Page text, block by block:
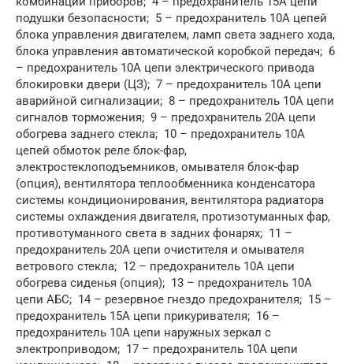
подушки безопасности; 5 – предохранитель 10А цепей
блока управления двигателем, ламп света заднего хода,
блока управления автоматической коробкой передач; 6
– предохранитель 10А цепи электрического привода
блокировки двери (ЦЗ); 7 – предохранитель 10А цепи
аварийной сигнализации; 8 – предохранитель 10А цепи
сигналов торможения; 9 – предохранитель 20А цепи
обогрева заднего стекла; 10 – предохранитель 10А
цепей обмоток реле блок-фар,
электростеклоподъемников, омывателя блок-фар
(опция), вентилятора теплообменника конденсатора
системы кондиционирования, вентилятора радиатора
системы охлаждения двигателя, протизотуманных фар,
противотуманного света в задних фонарях; 11 –
предохранитель 20А цепи очистителя и омывателя
ветрового стекла; 12 – предохранитель 10А цепи
обогрева сиденья (опция); 13 – предохранитель 10А
цепи АБС; 14 – резервное гнездо предохранителя; 15 –
предохранитель 15А цепи прикуривателя; 16 –
предохранитель 10А цепи наружных зеркал с
электроприводом; 17 – предохранитель 10А цепи